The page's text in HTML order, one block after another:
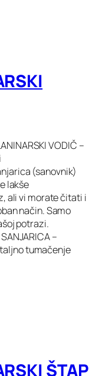
VODIČ –
(sanovnik)
lakše
ali vi morate čitati i
način. Samo
potrazi.
–
tumačenje
ŠTAP